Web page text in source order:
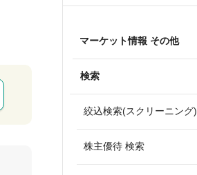
マーケット情報 その他
検索
絞込検索(スクリーニング)
株主優待 検索